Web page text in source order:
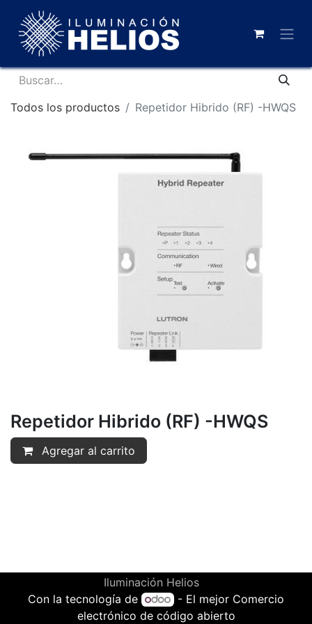
Todos los productos Repetidor Hibrido (RF) -HWQS
Repetidor Hibrido (RF) -HWQS
Agregar al carrito
Iluminación Helios
Con la tecnología de
- El mejor Comercio
electrónico de código abierto